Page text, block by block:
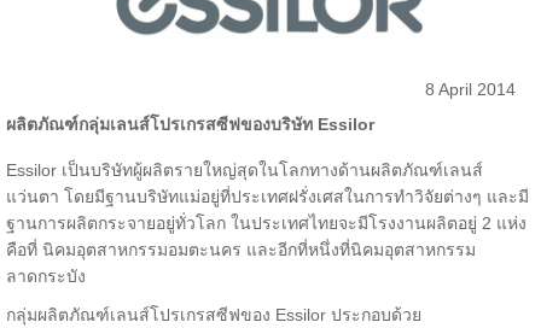
8 April 2014
ผลิตภัณฑ์กลุ่มเลนส์โปรเกรสซีฟของบริษัท Essilor
Essilor เป็นบริษัทผู้ผลิตรายใหญ่สุดในโลกทางด้านผลิตภัณฑ์เลนส์
แว่นตา โดยมีฐานบริษัทแม่อยู่ที่ประเทศฝรั่งเศสในการทำวิจัยต่างๆ และมี
ฐานการผลิตกระจายอยู่ทั่วโลก ในประเทศไทยจะมีโรงงานผลิตอยู่ 2 แห่ง
คือที่ นิคมอุตสาหกรรมอมตะนคร และอีกที่หนึ่งที่นิคมอุตสาหกรรม
ลาดกระบัง
กลุ่มผลิตภัณฑ์เลนส์โปรเกรสซีฟของ Essilor ประกอบด้วย